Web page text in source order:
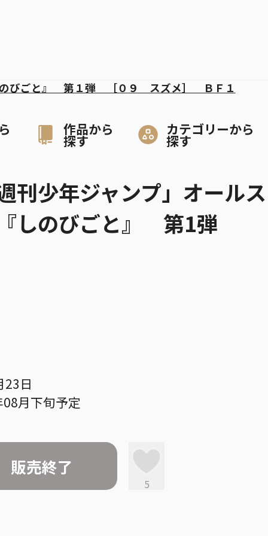
作品から
探す
カテゴリーから
探す
のびごと』 第１弾 ［０９ スズメ］ ＢＦ１
刊少年ジャンプ」オールス
しのびごと』 第1弾
23日
月下旬予定
販売終了
5